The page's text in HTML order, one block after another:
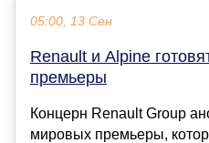
05:00, 13 Сен
Renault и Alpine
премьеры
Концерн Renault Group
мировых премьеры,